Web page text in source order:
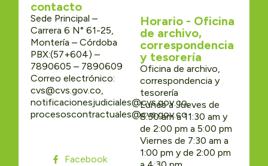
contacto
Sede Principal –
Carrera 6 N° 61-25,
Montería – Córdoba
PBX:(57+604) –
7890605 – 7890609
Correo electrónico:
cvs@cvs.gov.co,
notificacionesjudiciales@cvs.gov.co,
procesoscontractuales@cvs.gov.co
Facebook
Horario - Oficina
de archivo,
correspondencia
y tesorería
Oficina de archivo,
correspondencia y
tesorería
Lunes a Jueves de
8:30 am a 11:30 am y
de 2:00 pm a 5:00 pm
Viernes de 7:30 am a
1:00 pm y de 2:00 pm